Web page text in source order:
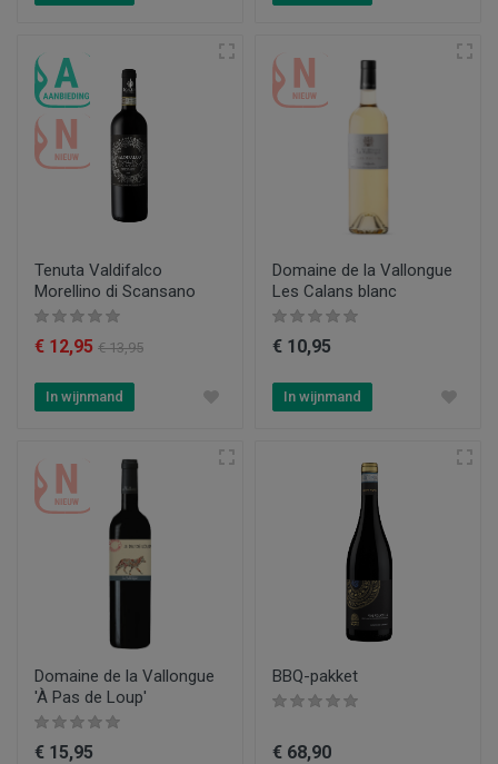
Tenuta Valdifalco
Morellino di Scansano
€ 12,95 € 13,95
In wijnmand
Domaine de la Vallongue
Les Calans blanc
€ 10,95
In wijnmand
Domaine de la Vallongue
'À Pas de Loup'
€ 15,95
BBQ-pakket
€ 68,90